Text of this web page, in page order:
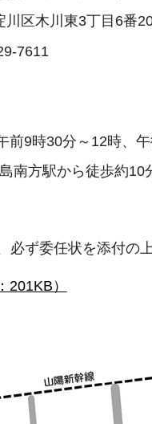
区木川東3丁目6番
7611
9時30分～12時、午
方駅から徒歩約10
ず委任状を添付の
）